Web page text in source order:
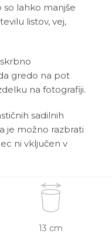
lahko manjše
listov, vej,
gredo na pot
na fotografiji.
sadilnih
je možno razbrati
ni vključen v
13 cm